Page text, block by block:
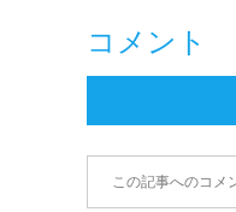
コメント
この記事へのコメ